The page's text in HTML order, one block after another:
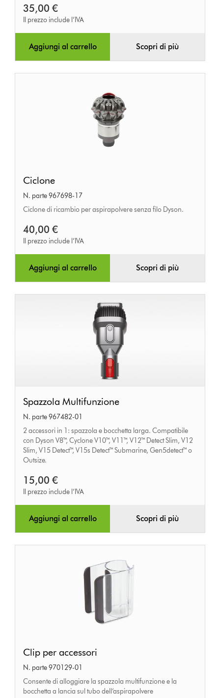
35,00 €
Il prezzo include l’IVA
Aggiungi al carrello Scopri di più
Ciclone
N. parte 967698-17
Ciclone di ricambio per aspirapolvere senza filo Dyson.
40,00 €
Il prezzo include l’IVA
Aggiungi al carrello Scopri di più
Multifunzione
Spazzola Multifunzione
N. parte 967482-01
2 accessori in 1: spazzola e bocchetta larga. Compatibile
con Dyson V8™, Cyclone V10™, V11™, V12™ Detect Slim, V12
Slim, V15 Detect™, V15s Detect™ Submarine, Gen5detect™ o
Outsize.
15,00 €
Il prezzo include l’IVA
Aggiungi al carrello Scopri di più
per
accessori
Clip per accessori
N. parte 970129-01
Consente di alloggiare la spazzola multifunzione e la
bocchetta a lancia sul tubo dell’aspirapolvere